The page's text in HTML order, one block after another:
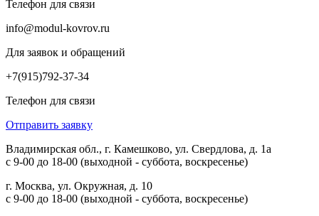
Телефон для связи
info@modul-kovrov.ru
Для заявок и обращений
+7(915)792-37-34
Телефон для связи
Отправить заявку
Владимирская обл., г. Камешково, ул. Свердлова, д. 1а
с 9-00 до 18-00 (выходной - суббота, воскресенье)
г. Москва, ул. Окружная, д. 10
с 9-00 до 18-00 (выходной - суббота, воскресенье)